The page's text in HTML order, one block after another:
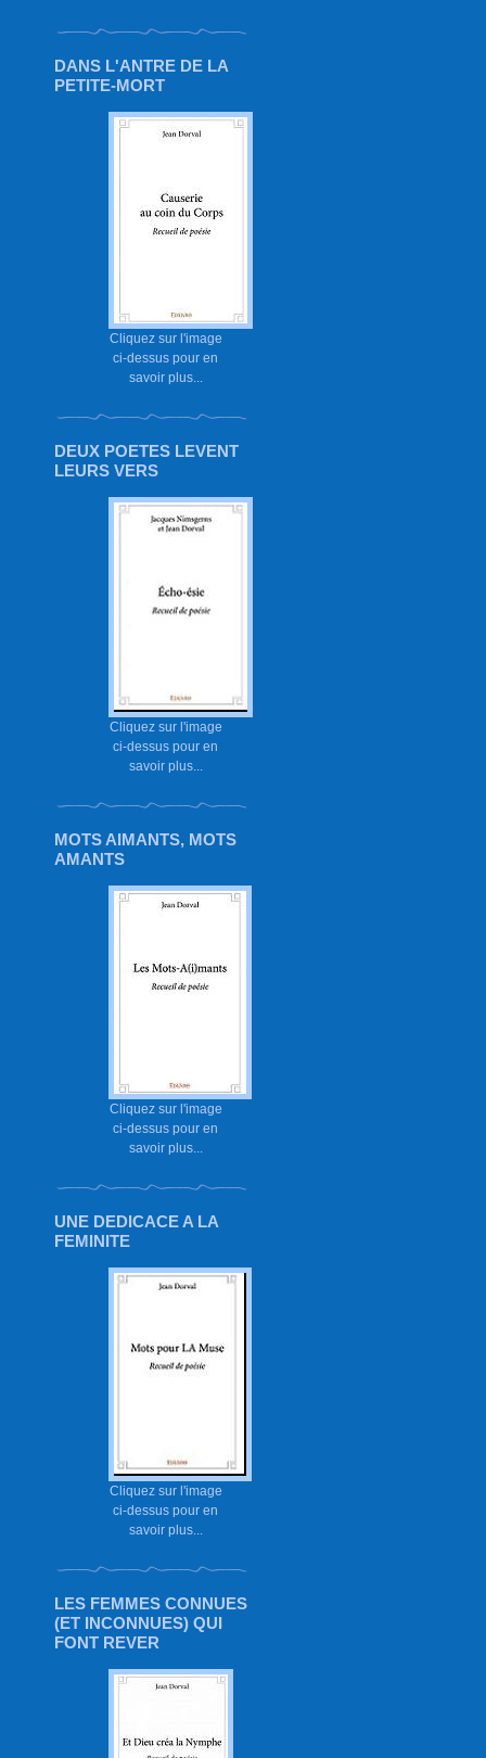
DANS L'ANTRE DE LA
PETITE-MORT
Cliquez sur l'image
ci-dessus pour en
savoir plus...
DEUX POETES LEVENT
LEURS VERS
Cliquez sur l'image
ci-dessus pour en
savoir plus...
MOTS AIMANTS, MOTS
AMANTS
Cliquez sur l'image
ci-dessus pour en
savoir plus...
UNE DEDICACE A LA
FEMINITE
Cliquez sur l'image
ci-dessus pour en
savoir plus...
LES FEMMES CONNUES
(ET INCONNUES) QUI
FONT REVER